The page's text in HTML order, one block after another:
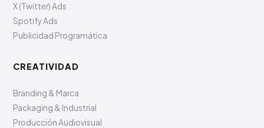
X (Twitter) Ads
Spotify Ads
Publicidad Programática
CREATIVIDAD
Branding & Marca
Packaging & Industrial
Producción Audiovisual